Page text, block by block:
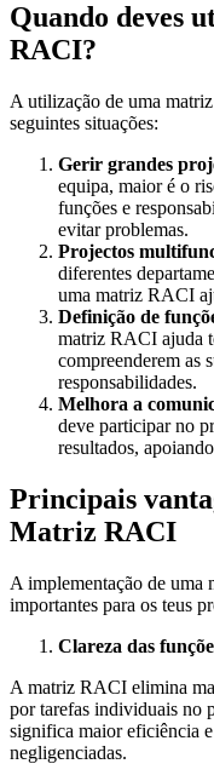
Quando deves
RACI?
A utilização de uma
seguintes situações:
Gerir grandes
equipa, maior é o
funções e
evitar problemas.
Projectos
diferentes
uma matriz RACI
Definição de
matriz RACI ajuda
compreenderem as
responsabilidades.
Melhora a
deve participar no
resultados,
Principais
Matriz RACI
A implementação de
importantes para os teus
Clareza das
A matriz RACI elimina
por tarefas individuais no
significa maior eficiência
negligenciadas.